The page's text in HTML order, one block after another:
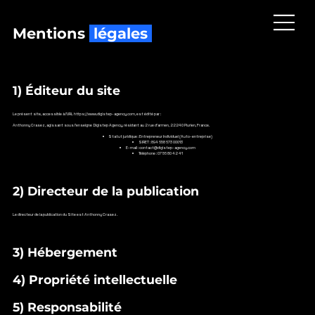
Mentions légales
1) Éditeur du site
Le présent site, accessible à l’URLhttps://www.digistep-agency.com, est édité par :
Anthonny Crasez, agissant sous l'enseigne Digistep Agency, résidant au 2 rue d'armen, 22240 Plurien, France.
Statut juridique : Entrepreneur Individuel (Auto-entreprise)
SIRET : 894 658 673 00013
E-mail :contact@digistep-agency.com
Téléphone : 07 56 80 42 41
2) Directeur de la publication
Le directeur de la publication du Site est Anthonny Crasez.
3) Hébergement
4) Propriété intellectuelle
5) Responsabilité